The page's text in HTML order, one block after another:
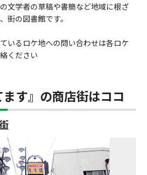
文学者の草稿や書簡など地域に根ざ
街の図書館です。
いるロケ地への問い合わせは各ロケ
ください
ます』の商店街はココ